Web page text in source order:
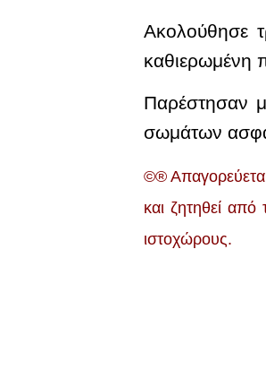
Ακολούθησε
καθιερωμένη
Παρέστησαν
σωμάτων
©®
και ζητηθεί
ιστοχώρους.